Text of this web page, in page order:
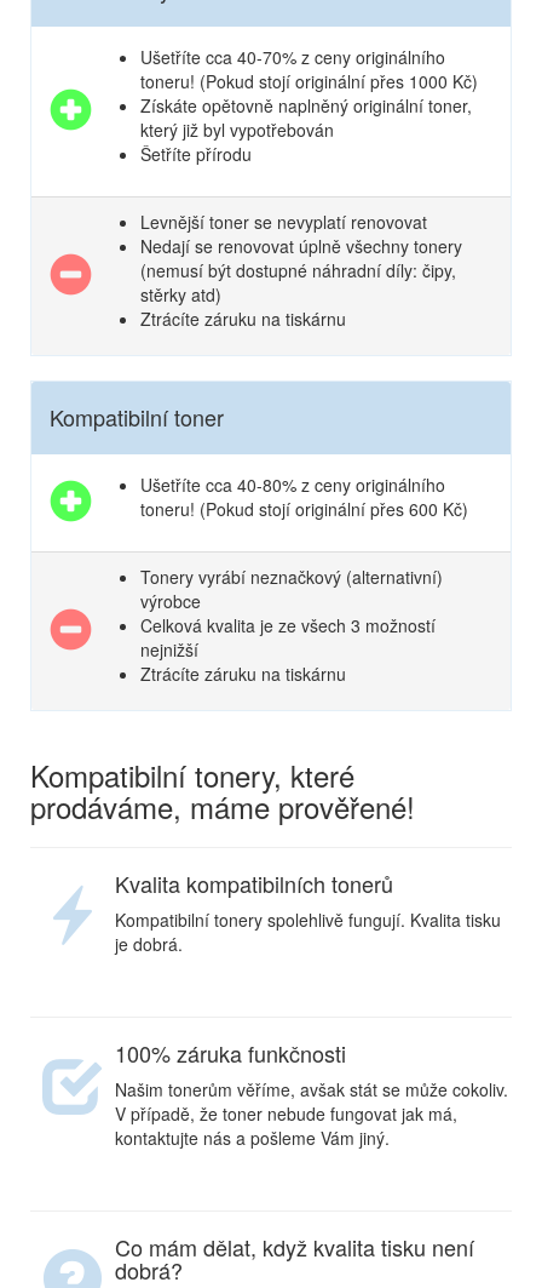
Ušetříte cca 40-70% z ceny originálního
toneru! (Pokud stojí originální přes 1000 Kč)
Získáte opětovně naplněný originální toner,
který již byl vypotřebován
Šetříte přírodu
Levnější toner se nevyplatí renovovat
Nedají se renovovat úplně všechny tonery
(nemusí být dostupné náhradní díly: čipy,
stěrky atd)
Ztrácíte záruku na tiskárnu
Kompatibilní toner
Ušetříte cca 40-80% z ceny originálního
toneru! (Pokud stojí originální přes 600 Kč)
Tonery vyrábí neznačkový (alternativní)
výrobce
Celková kvalita je ze všech 3 možností
nejnižší
Ztrácíte záruku na tiskárnu
Kompatibilní tonery, které
prodáváme, máme prověřené!
Kvalita kompatibilních tonerů
Kompatibilní tonery spolehlivě fungují. Kvalita tisku
je dobrá.
100% záruka funkčnosti
Našim tonerům věříme, avšak stát se může cokoliv.
V případě, že toner nebude fungovat jak má,
kontaktujte nás a pošleme Vám jiný.
Co mám dělat, když kvalita tisku není
dobrá?